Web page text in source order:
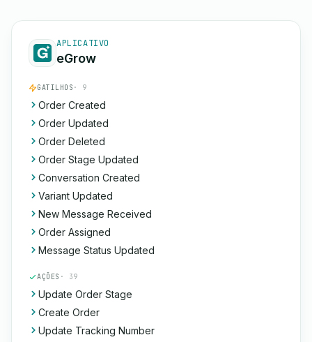
APLICATIVO
eGrow
GATILHOS · 9
Order Created
Order Updated
Order Deleted
Order Stage Updated
Conversation Created
Variant Updated
New Message Received
Order Assigned
Message Status Updated
AÇÕES · 39
Update Order Stage
Create Order
Update Tracking Number